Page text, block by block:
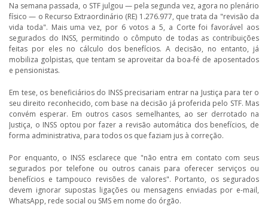
Na semana passada, o STF julgou — pela segunda vez, agora no plenário
físico — o Recurso Extraordinário (RE) 1.276.977, que trata da "revisão da
vida toda". Mais uma vez, por 6 votos a 5, a Corte foi favorável aos
segurados do INSS, permitindo o cômputo de todas as contribuições
feitas por eles no cálculo dos benefícios. A decisão, no entanto, já
mobiliza golpistas, que tentam se aproveitar da boa-fé de aposentados
e pensionistas.
Em tese, os beneficiários do INSS precisariam entrar na Justiça para ter o
seu direito reconhecido, com base na decisão já proferida pelo STF. Mas
convém esperar. Em outros casos semelhantes, ao ser derrotado na
Justiça, o INSS optou por fazer a revisão automática dos benefícios, de
forma administrativa, para todos os que faziam jus à correção.
Por enquanto, o INSS esclarece que "não entra em contato com seus
segurados por telefone ou outros canais para oferecer serviços ou
benefícios e tampouco revisões de valores". Portanto, os segurados
devem ignorar supostas ligações ou mensagens enviadas por e-mail,
WhatsApp, rede social ou SMS em nome do órgão.